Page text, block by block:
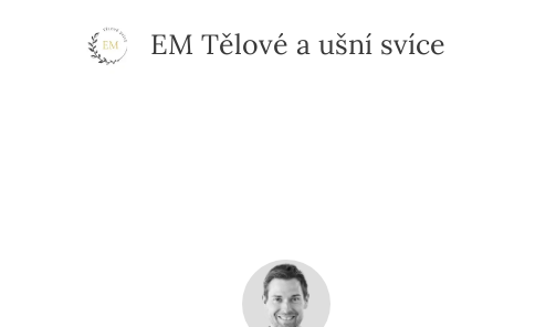
EM Tělové a ušní svíce